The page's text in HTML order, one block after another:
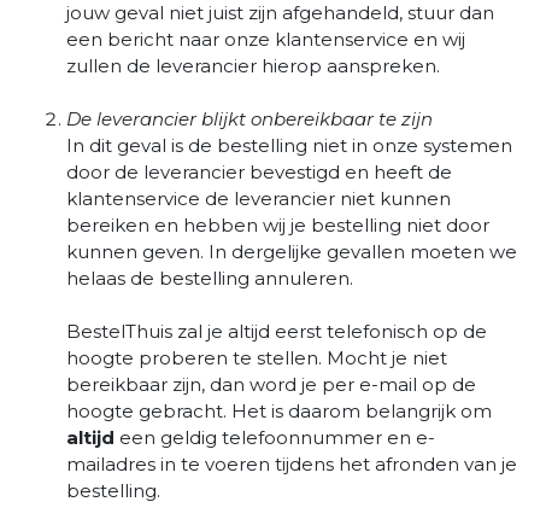
jouw geval niet juist zijn afgehandeld, stuur dan
een bericht naar onze klantenservice en wij
zullen de leverancier hierop aanspreken.
De leverancier blijkt onbereikbaar te zijn
In dit geval is de bestelling niet in onze systemen
door de leverancier bevestigd en heeft de
klantenservice de leverancier niet kunnen
bereiken en hebben wij je bestelling niet door
kunnen geven. In dergelijke gevallen moeten we
helaas de bestelling annuleren.
BestelThuis zal je altijd eerst telefonisch op de
hoogte proberen te stellen. Mocht je niet
bereikbaar zijn, dan word je per e-mail op de
hoogte gebracht. Het is daarom belangrijk om
altijd een geldig telefoonnummer en e-
mailadres in te voeren tijdens het afronden van je
bestelling.